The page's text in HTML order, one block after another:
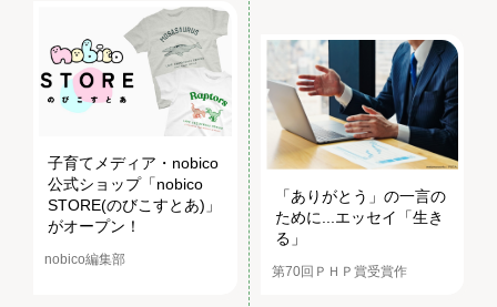
子育てメディア・nobico
公式ショップ「nobico
STORE(のびこすとあ)」
がオープン！
nobico編集部
「ありがとう」の一言の
ために...エッセイ「生き
る」
第70回ＰＨＰ賞受賞作